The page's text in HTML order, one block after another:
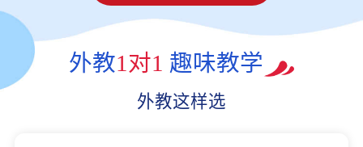
外教1对1 趣味教学
外教这样选